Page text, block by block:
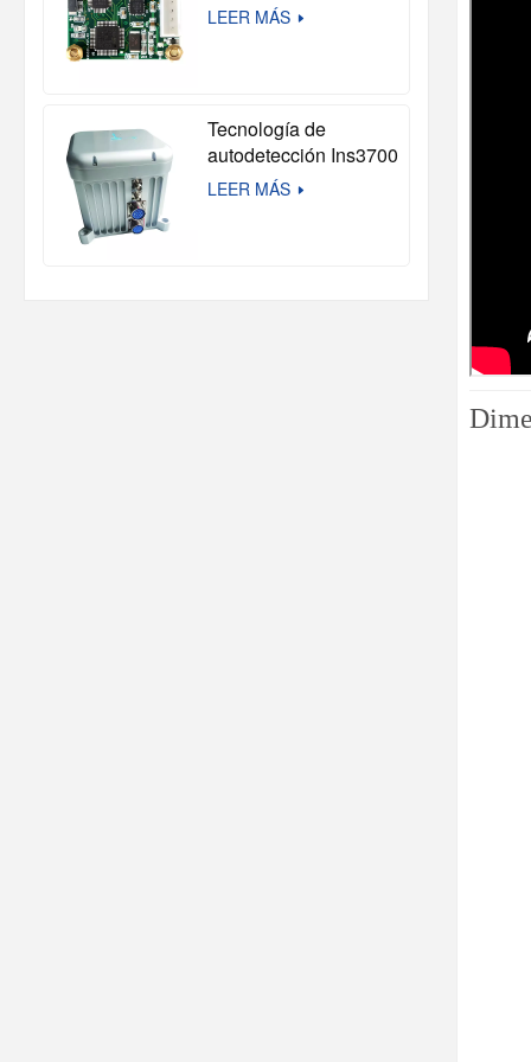
autocalibración de alto
LEER MÁS
Tecnología de
autodetección Ins3700
sin satélites para
LEER MÁS